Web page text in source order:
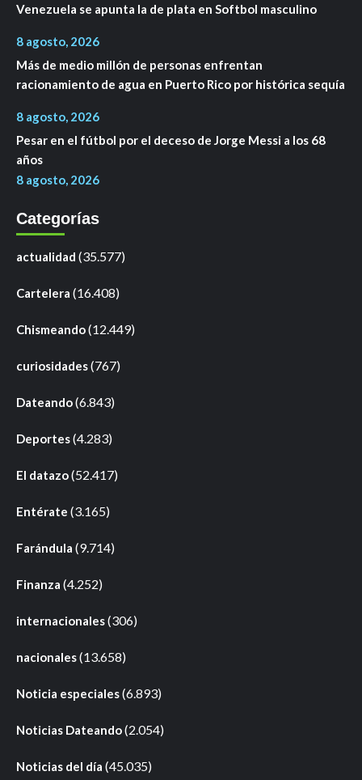
Venezuela se apunta la de plata en Softbol masculino
8 agosto, 2026
Más de medio millón de personas enfrentan
racionamiento de agua en Puerto Rico por histórica sequía
8 agosto, 2026
Pesar en el fútbol por el deceso de Jorge Messi a los 68
años
8 agosto, 2026
Categorías
actualidad (35.577)
Cartelera (16.408)
Chismeando(12.449)
curiosidades(767)
Dateando(6.843)
Deportes(4.283)
El datazo(52.417)
Entérate (3.165)
Farándula (9.714)
Finanza (4.252)
internacionales(306)
nacionales(13.658)
Noticia especiales(6.893)
Noticias Dateando(2.054)
Noticias del día (45.035)